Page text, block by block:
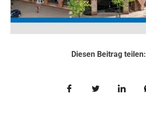
Diesen Beitrag teilen: